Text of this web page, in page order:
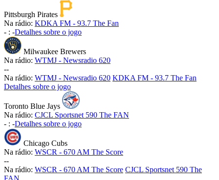
Pittsburgh Pirates
Na rádio: KDKA FM - 93.7 The Fan
- : -Detalhes sobre o jogo
Milwaukee Brewers
Na rádio: WTMJ - Newsradio 620
--
Na rádio: WTMJ - Newsradio 620 KDKA FM - 93.7 The Fan
Detalhes sobre o jogo
Toronto Blue Jays
Na rádio: CJCL Sportsnet 590 The FAN
- : -Detalhes sobre o jogo
Chicago Cubs
Na rádio: WSCR - 670 AM The Score
--
Na rádio: WSCR - 670 AM The Score CJCL Sportsnet 590 The